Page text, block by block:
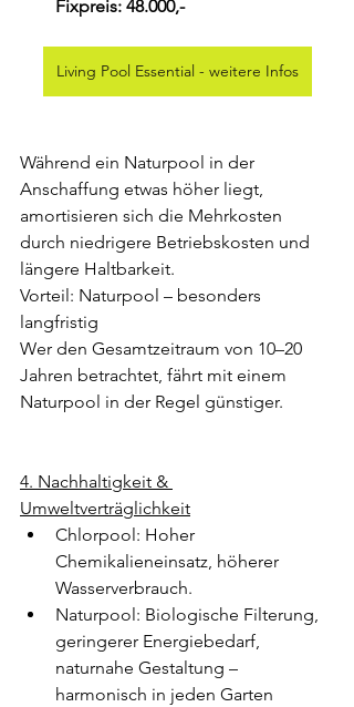
Fixpreis: 48.000,-
Living Pool Essential - weitere Infos
Während ein Naturpool in der
Anschaffung etwas höher liegt,
amortisieren sich die Mehrkosten
durch niedrigere Betriebskosten und
längere Haltbarkeit.
Vorteil: Naturpool – besonders
langfristig
Wer den Gesamtzeitraum von 10–20
Jahren betrachtet, fährt mit einem
Naturpool in der Regel günstiger.
4. Nachhaltigkeit &
Umweltverträglichkeit
Chlorpool: Hoher
Chemikalieneinsatz, höherer
Wasserverbrauch.
Naturpool: Biologische Filterung,
geringerer Energiebedarf,
naturnahe Gestaltung –
harmonisch in jeden Garten